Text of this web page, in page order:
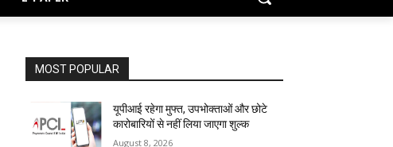
MOST POPULAR
यूपीआई रहेगा मुफ्त, उपभोक्ताओं और छोटे
कारोबारियों से नहीं लिया जाएगा शुल्क
August 8, 2026